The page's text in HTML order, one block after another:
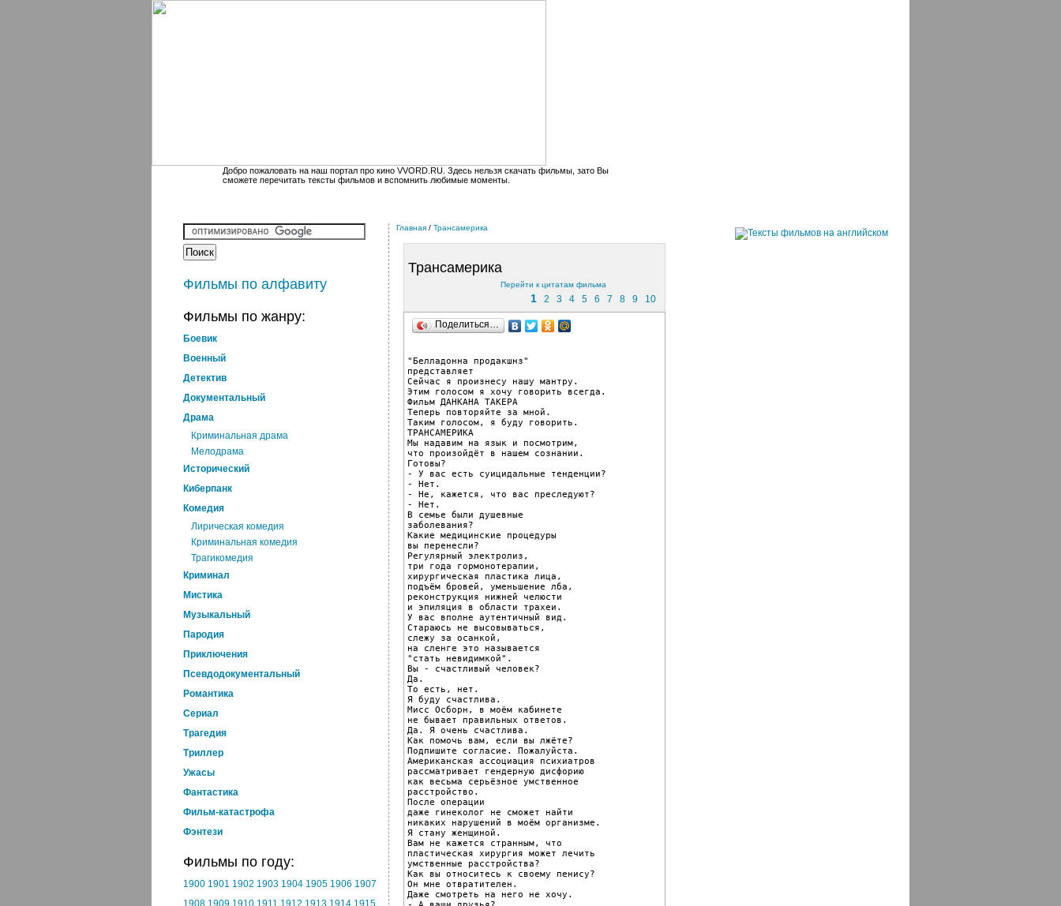
Добро пожаловать на наш портал про кино VVORD.RU. Здесь нельзя скачать фильмы, зато Вы
сможете перечитать тексты фильмов и вспомнить любимые моменты.
Фильмы по алфавиту
Фильмы по жанру:
Боевик
Военный
Детектив
Документальный
Драма
Криминальная драма
Мелодрама
Исторический
Киберпанк
Комедия
Лирическая комедия
Криминальная комедия
Трагикомедия
Криминал
Мистика
Музыкальный
Пародия
Приключения
Псевдодокументальный
Романтика
Cериал
Трагедия
Триллер
Ужасы
Фантастика
Фильм-катастрофа
Фэнтези
Фильмы по году:
1900 1901 1902 1903 1904 1905 1906 1907
1908 1909 1910 1911 1912 1913 1914 1915
Главная / Трансамерика
Трансамерика
Перейти к цитатам фильма
1 2 3 4 5 6 7 8 9 10
Поделиться…
"Белладонна продакшнз"
представляет
Сейчас я произнесу нашу мантру.
Этим голосом я хочу говорить всегда.
Фильм ДАНКАНА ТАКЕРА
Теперь повторяйте за мной.
Таким голосом, я буду говорить.
ТРАНСАМЕРИКА
Мы надавим на язык и посмотрим,
что произойдёт в нашем сознании.
Готовы?
- У вас есть суицидальные тенденции?
- Нет.
- Не, кажется, что вас преследуют?
- Нет.
В семье были душевные
заболевания?
Какие медицинские процедуры
вы перенесли?
Регулярный электролиз,
три года гормонотерапии,
хирургическая пластика лица,
подъём бровей, уменьшение лба,
реконструкция нижней челюсти
и эпиляция в области трахеи.
У вас вполне аутентичный вид.
Стараюсь не высовываться,
слежу за осанкой,
на сленге это называется
"стать невидимкой".
Вы - счастливый человек?
Да.
То есть, нет.
Я буду счастлива.
Мисс Осборн, в моём кабинете
не бывает правильных ответов.
Да. Я очень счастлива.
Как помочь вам, если вы лжёте?
Подпишите согласие. Пожалуйста.
Американская ассоциация психиатров
рассматривает гендерную дисфорию
как весьма серьёзное умственное
расстройство.
После операции
даже гинеколог не сможет найти
никаких нарушений в моём организме.
Я стану женщиной.
Вам не кажется странным, что
пластическая хирургия может лечить
умственные расстройства?
Как вы относитесь к своему пенису?
Он мне отвратителен.
Даже смотреть на него не хочу.